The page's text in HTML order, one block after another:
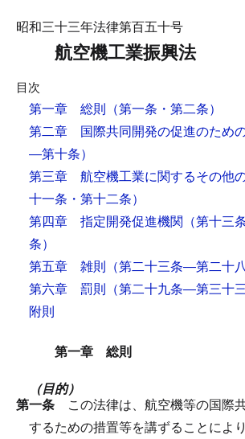
昭和三十三年法律第百五十号
航空機工業振興法
目次
第一章 総則 （第一条・第二条）
第二章 国際共同開発の促進のため
―第十条）
第三章 航空機工業に関するその他
十一条・第十二条）
第四章 指定開発促進機関 （第十
条）
第五章 雑則 （第二十三条―第二十八
第六章 罰則 （第二十九条―第三十三
附則
第一章 総則
（目的）
第一条 この法律は、航空機等の国際
するための措置等を講ずることによ